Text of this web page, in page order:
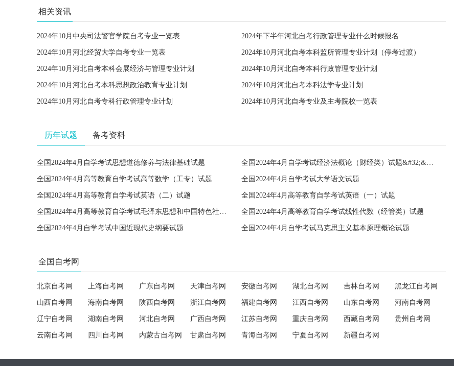
相关资讯
2024年10月中央司法警官学院自考专业一览表 2024年下半年河北自考行政管理专业什么时候报名
2024年10月河北经贸大学自考专业一览表 2024年10月河北自考本科监所管理专业计划（停考过渡）
2024年10月河北自考本科会展经济与管理专业计划 2024年10月河北自考本科行政管理专业计划
2024年10月河北自考本科思想政治教育专业计划 2024年10月河北自考本科法学专业计划
2024年10月河北自考专科行政管理专业计划 2024年10月河北自考专业及主考院校一览表
历年试题 备考资料
全国2024年4月自学考试思想道德修养与法律基础试题 全国2024年4月自学考试经济法概论（财经类）试题&#32;&#32;
全国2024年4月高等教育自学考试高等数学（工专）试题 全国2024年4月自学考试大学语文试题
全国2024年4月高等教育自学考试英语（二）试题 全国2024年4月高等教育自学考试英语（一）试题
全国2024年4月高等教育自学考试毛泽东思想和中国特色社会主义理论体系概论试题 全国2024年4月高等教育自学考试线性代数（经管类）试题
全国2024年4月自学考试中国近现代史纲要试题 全国2024年4月自学考试马克思主义基本原理概论试题
全国自考网
北京自考网 上海自考网 广东自考网 天津自考网 安徽自考网 湖北自考网 吉林自考网 黑龙江自考网
山西自考网 海南自考网 陕西自考网 浙江自考网 福建自考网 江西自考网 山东自考网 河南自考网
辽宁自考网 湖南自考网 河北自考网 广西自考网 江苏自考网 重庆自考网 西藏自考网 贵州自考网
云南自考网 四川自考网 内蒙古自考网 甘肃自考网 青海自考网 宁夏自考网 新疆自考网